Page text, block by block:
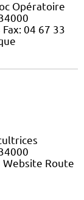
Opératoire
04 67 33
Website Route